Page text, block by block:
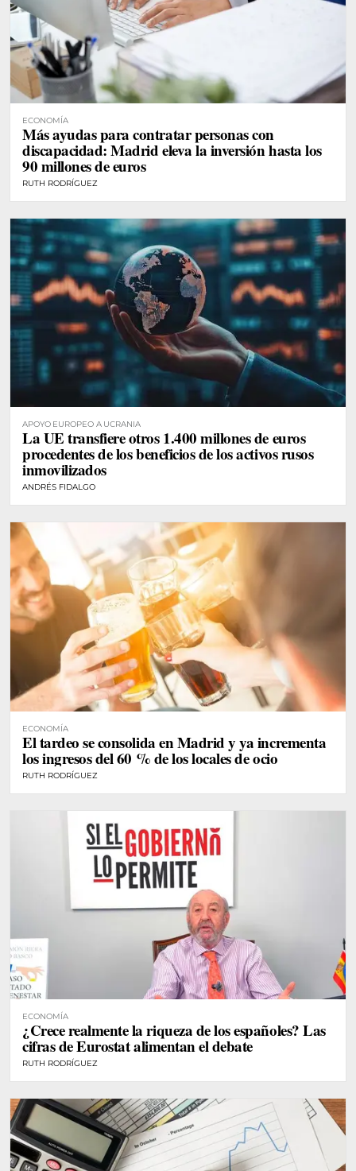
ECONOMÍA
Más ayudas para contratar personas con
discapacidad: Madrid eleva la inversión hasta los
90 millones de euros
RUTH RODRÍGUEZ
APOYO EUROPEO A UCRANIA
La UE transfiere otros 1.400 millones de euros
procedentes de los beneficios de los activos rusos
inmovilizados
ANDRÉS FIDALGO
ECONOMÍA
El tardeo se consolida en Madrid y ya incrementa
los ingresos del 60 % de los locales de ocio
RUTH RODRÍGUEZ
ECONOMÍA
¿Crece realmente la riqueza de los españoles? Las
cifras de Eurostat alimentan el debate
RUTH RODRÍGUEZ